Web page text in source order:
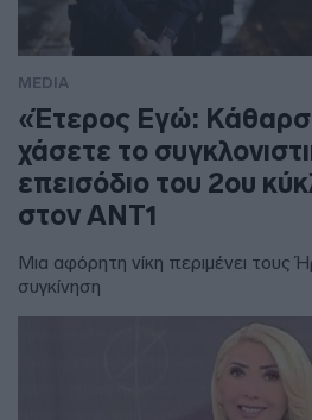
MEDIA
«Έτερος Εγώ:
χάσετε το
επεισόδιο του 2ου
στον ΑΝΤ1
Μια αφόρητη νίκη περιμένει τους
συγκίνηση